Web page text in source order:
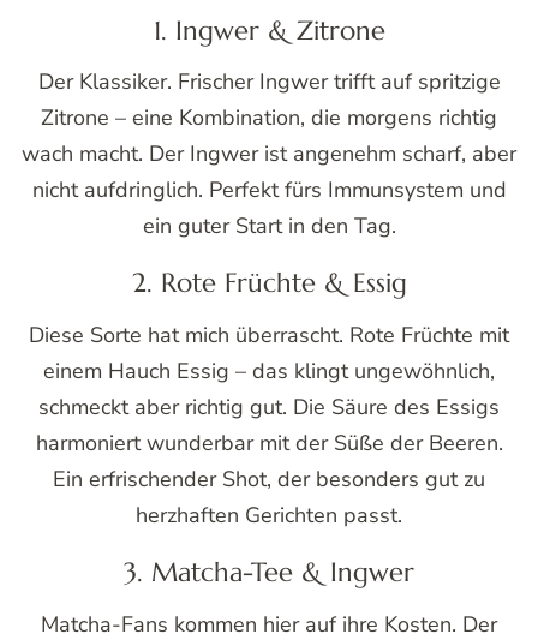
1. Ingwer & Zitrone
Der Klassiker. Frischer Ingwer trifft auf spritzige
Zitrone – eine Kombination, die morgens richtig
wach macht. Der Ingwer ist angenehm scharf, aber
nicht aufdringlich. Perfekt fürs Immunsystem und
ein guter Start in den Tag.
2. Rote Früchte & Essig
Diese Sorte hat mich überrascht. Rote Früchte mit
einem Hauch Essig – das klingt ungewöhnlich,
schmeckt aber richtig gut. Die Säure des Essigs
harmoniert wunderbar mit der Süße der Beeren.
Ein erfrischender Shot, der besonders gut zu
herzhaften Gerichten passt.
3. Matcha-Tee & Ingwer
Matcha-Fans kommen hier auf ihre Kosten. Der